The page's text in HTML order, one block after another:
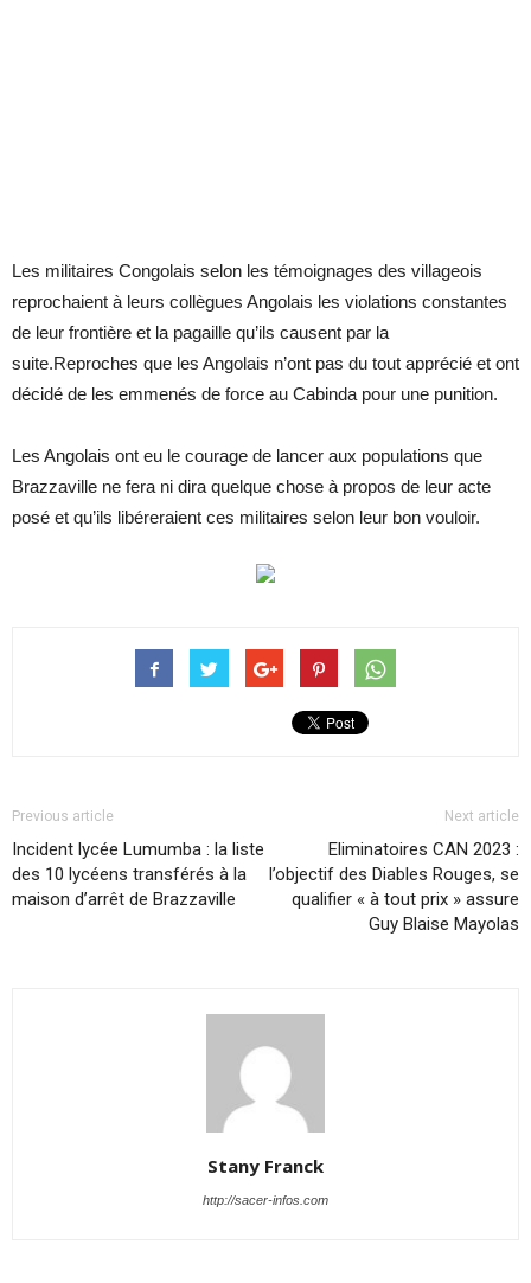
Les militaires Congolais selon les témoignages des villageois
reprochaient à leurs collègues Angolais les violations constantes
de leur frontière et la pagaille qu’ils causent par la
suite.Reproches que les Angolais n’ont pas du tout apprécié et ont
décidé de les emmenés de force au Cabinda pour une punition.
Les Angolais ont eu le courage de lancer aux populations que
Brazzaville ne fera ni dira quelque chose à propos de leur acte
posé et qu’ils libéreraient ces militaires selon leur bon vouloir.
Previous article
Incident lycée Lumumba : la liste
des 10 lycéens transférés à la
maison d’arrêt de Brazzaville
Next article
Eliminatoires CAN 2023 :
l’objectif des Diables Rouges, se
qualifier « à tout prix » assure
Guy Blaise Mayolas
Stany Franck
http://sacer-infos.com